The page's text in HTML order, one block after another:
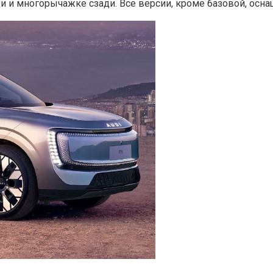
и многорычажке сзади. Все версии, кроме базовой,